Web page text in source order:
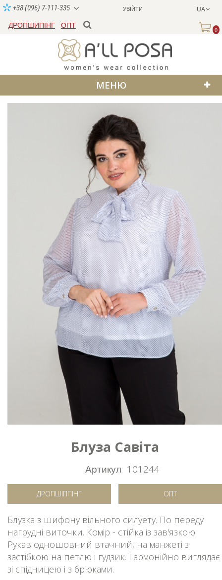
УВІЙТИ UA
+38 (096) 7-111-335
ДРОПШИПІНГ ОПТ
0
МЕНЮ
Блуза Савіта
Артикул 101244
ДРОПШІППІНГ ОПТ
Блузка з шифону вільного силуету. По переду
нагрудні виточки. Комір - стійка із зав'язкою.
Рукав одношовний втачний, на манжеті з
застібкою на петлю і гудзик. Гармонійно виглядає
зі спідницею і з брюками.